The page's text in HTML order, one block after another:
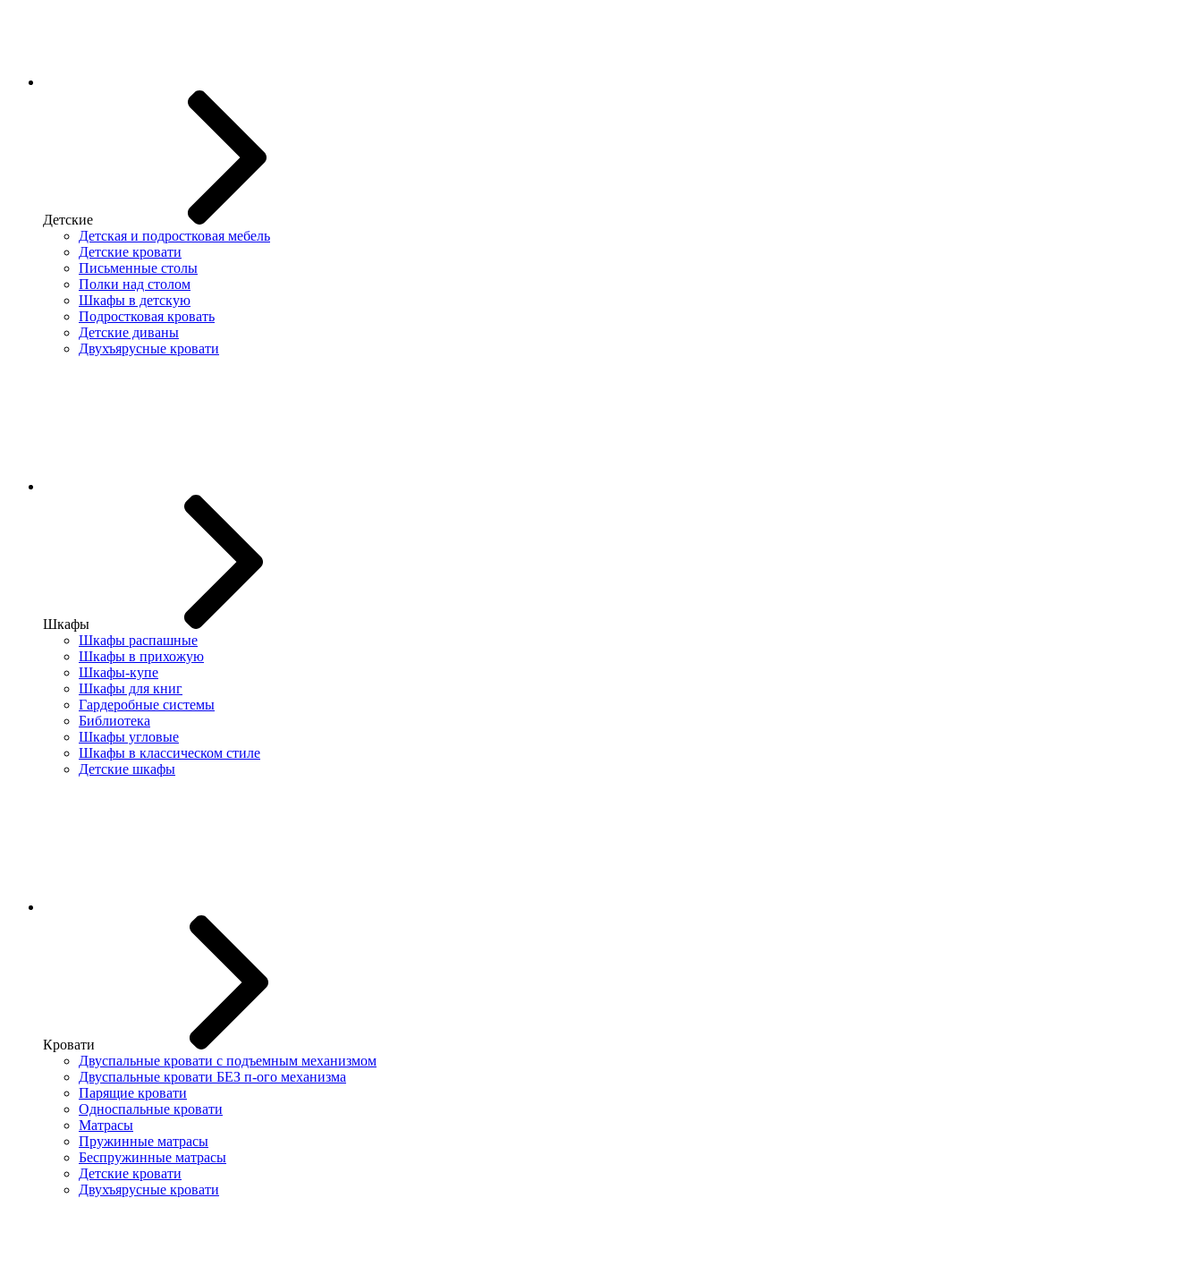
Детские
Детская и подростковая мебель
Детские кровати
Письменные столы
Полки над столом
Шкафы в детскую
Подростковая кровать
Детские диваны
Двухъярусные кровати
Шкафы
Шкафы распашные
Шкафы в прихожую
Шкафы-купе
Шкафы для книг
Гардеробные системы
Библиотека
Шкафы угловые
Шкафы в классическом стиле
Детские шкафы
Кровати
Двуспальные кровати с подъемным механизмом
Двуспальные кровати БЕЗ п-ого механизма
Парящие кровати
Односпальные кровати
Матрасы
Пружинные матрасы
Беспружинные матрасы
Детские кровати
Двухъярусные кровати